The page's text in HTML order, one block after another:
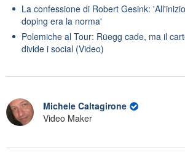
La confessione di Robert Gesink:
doping era la norma'
Polemiche al Tour: Rüegg cade, ma il
divide i social (Video)
Michele Caltagirone
Video Maker